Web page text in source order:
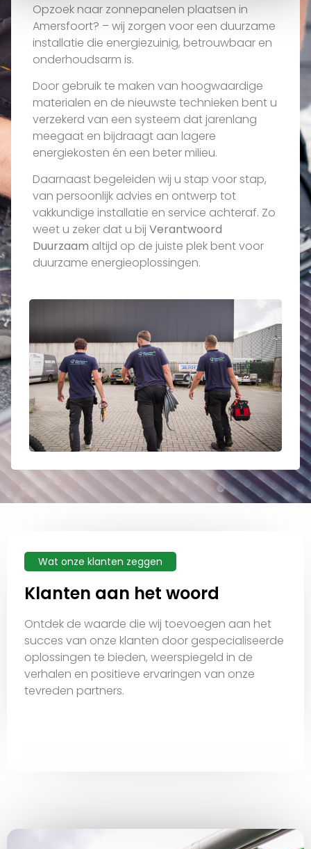
Opzoek naar zonnepanelen plaatsen in
Amersfoort? – wij zorgen voor een duurzame
installatie die energiezuinig, betrouwbaar en
onderhoudsarm is.
Door gebruik te maken van hoogwaardige
materialen en de nieuwste technieken bent u
verzekerd van een systeem dat jarenlang
meegaat en bijdraagt aan lagere
energiekosten én een beter milieu.
Daarnaast begeleiden wij u stap voor stap,
van persoonlijk advies en ontwerp tot
vakkundige installatie en service achteraf. Zo
weet u zeker dat u bij Verantwoord
Duurzaam altijd op de juiste plek bent voor
duurzame energieoplossingen.
Wat onze klanten zeggen
Klanten aan het woord
Ontdek de waarde die wij toevoegen aan het
succes van onze klanten door gespecialiseerde
oplossingen te bieden, weerspiegeld in de
verhalen en positieve ervaringen van onze
tevreden partners.